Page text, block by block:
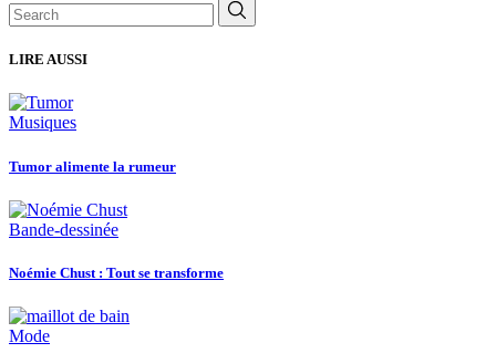
LIRE AUSSI
Musiques
Tumor alimente la rumeur
Bande-dessinée
Noémie Chust : Tout se transforme
Mode